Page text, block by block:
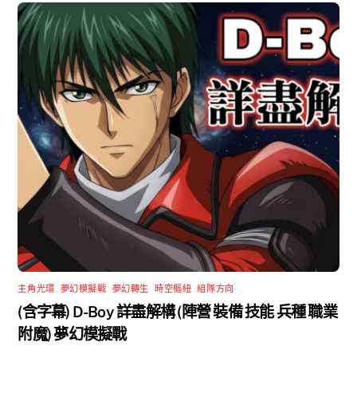
主角光環 夢幻模擬戰 夢幻轉生 ,時空樞紐 ,組隊方向
(含字幕) D-Boy 詳盡解構 (陣營 裝備 技能 兵種 職業
附魔) 夢幻模擬戰